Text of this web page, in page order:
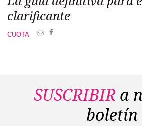
clarificante
CUOTA
SUSCRIBIR a
boletín